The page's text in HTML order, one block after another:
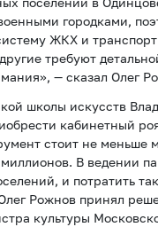
городками,
ЖКХ и
требуют
— сказал Олег
школы искусств
кабинетный
стоит не меньше
В ведении
и потратить
Рожнов принял
культуры